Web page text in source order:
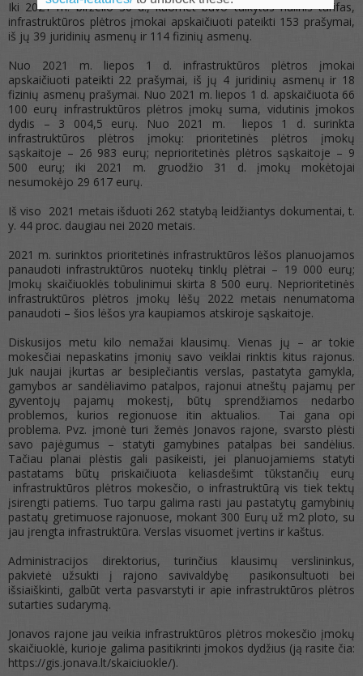
Iki 2021 m. birželio 30 d., kuomet buvo taikytas nulinis tarifas,
infrastruktūros plėtros įmokai apskaičiuoti pateikti 153 prašymai,
iš jų 39 juridinių asmenų ir 114 fizinių asmenų.
Nuo 2021 m. liepos 1 d. infrastruktūros plėtros įmokai
apskaičiuoti pateikti 22 prašymai, iš jų 4 juridinių asmenų ir 18
fizinių asmenų prašymai. Nuo 2021 m. liepos 1 d. apskaičiuota 66
100 eurų infrastruktūros plėtros įmokų suma, vidutinis įmokos
dydis – 3 004,5 eurų. Nuo 2021 m. liepos 1 d. surinkta
infrastruktūros plėtros įmokų: prioritetinės plėtros įmokų
sąskaitoje – 26 983 eurų; neprioritetinės plėtros sąskaitoje – 9
500 eurų; iki 2021 m. gruodžio 31 d. įmokų mokėtojai
nesumokėjo 29 617 eurų.
Iš viso 2021 metais išduoti 262 statybą leidžiantys dokumentai, t.
y. 44 proc. daugiau nei 2020 metais.
2021 m. surinktos prioritetinės infrastruktūros lėšos planuojamos
panaudoti infrastruktūros nuotekų tinklų plėtrai – 19 000 eurų;
Įmokų skaičiuoklės tobulinimui skirta 8 500 eurų. Neprioritetinės
infrastruktūros plėtros įmokų lėšų 2022 metais nenumatoma
panaudoti – šios lėšos yra kaupiamos atskiroje sąskaitoje.
Diskusijos metu kilo nemažai klausimų. Vienas jų – ar tokie
mokesčiai nepaskatins įmonių savo veiklai rinktis kitus rajonus.
Juk naujai įkurtas ar besiplečiantis verslas, pastatyta gamykla,
gamybos ar sandėliavimo patalpos, rajonui atneštų pajamų per
gyventojų pajamų mokestį, būtų sprendžiamos nedarbo
problemos, kurios regionuose itin aktualios. Tai gana opi
problema. Pvz. įmonė turi žemės Jonavos rajone, svarsto plėsti
savo pajėgumus – statyti gamybines patalpas bei sandėlius.
Tačiau planai plėstis gali pasikeisti, jei planuojamiems statyti
pastatams būtų priskaičiuota keliasdešimt tūkstančių eurų
infrastruktūros plėtros mokesčio, o infrastruktūrą vis tiek tektų
įsirengti patiems. Tuo tarpu galima rasti jau pastatytų gamybinių
pastatų gretimuose rajonuose, mokant 300 Eurų už m2 ploto, su
jau įrengta infrastruktūra. Verslas visuomet įvertins ir kaštus.
Administracijos direktorius, turinčius klausimų verslininkus,
pakvietė užsukti į rajono savivaldybę pasikonsultuoti bei
išsiaiškinti, galbūt verta pasvarstyti ir apie infrastruktūros plėtros
sutarties sudarymą.
Jonavos rajone jau veikia infrastruktūros plėtros mokesčio įmokų
skaičiuoklė, kurioje galima pasitikrinti įmokos dydžius (ją rasite čia:
https://gis.jonava.lt/skaiciuokle/).